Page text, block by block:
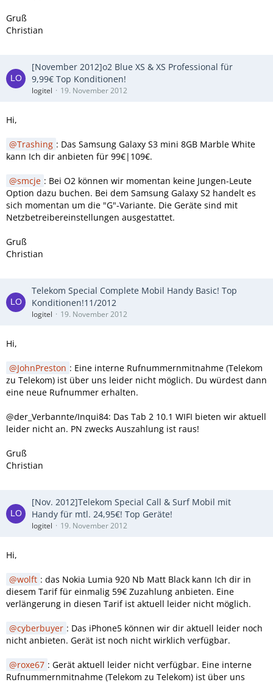
Gruß
Christian
[November 2012]o2 Blue XS & XS Professional für
9,99€ Top Konditionen!
logitel 19. November 2012
Hi,
Trashing : Das Samsung Galaxy S3 mini 8GB Marble White
kann Ich dir anbieten für 99€|109€.
smcje : Bei O2 können wir momentan keine Jungen-Leute
Option dazu buchen. Bei dem Samsung Galaxy S2 handelt es
sich momentan um die "G"-Variante. Die Geräte sind mit
Netzbetreibereinstellungen ausgestattet.
Gruß
Christian
Telekom Special Complete Mobil Handy Basic! Top
Konditionen!11/2012
logitel 19. November 2012
Hi,
JohnPreston : Eine interne Rufnummernmitnahme (Telekom
zu Telekom) ist über uns leider nicht möglich. Du würdest dann
eine neue Rufnummer erhalten.
@der_Verbannte/Inqui84: Das Tab 2 10.1 WIFI bieten wir aktuell
leider nicht an. PN zwecks Auszahlung ist raus!
Gruß
Christian
[Nov. 2012]Telekom Special Call & Surf Mobil mit
Handy für mtl. 24,95€! Top Geräte!
logitel 19. November 2012
Hi,
wolft : das Nokia Lumia 920 Nb Matt Black kann Ich dir in
diesem Tarif für einmalig 59€ Zuzahlung anbieten. Eine
verlängerung in diesen Tarif ist aktuell leider nicht möglich.
cyberbuyer : Das iPhone5 können wir dir aktuell leider noch
nicht anbieten. Gerät ist noch nicht wirklich verfügbar.
roxe67 : Gerät aktuell leider nicht verfügbar. Eine interne
Rufnummernmitnahme (Telekom zu Telekom) ist über uns